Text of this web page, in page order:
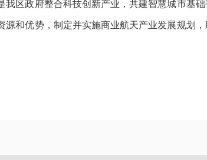
区政府整合科技创新产业，共建智慧城市基
和优势，制定并实施商业航天产业发展规划